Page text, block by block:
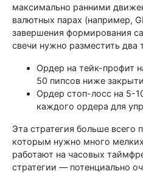
максимально ранними
валютных парах (например,
завершения формирования
свечи нужно разместить два
Ордер на тейк-профит
50 пипсов ниже
Ордер стоп-лосс на 5-
каждого ордера для
Эта стратегия больше всего
которым нужно много
работают на часовых
стратегии — потенциально